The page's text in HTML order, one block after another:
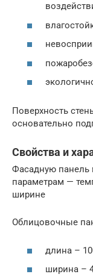
Поверхность
основательно
Свойства и
Фасадную панель
параметрам —
ширине
Облицовочные
длина –
ширина –